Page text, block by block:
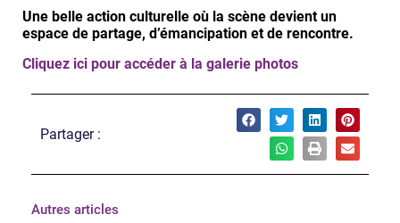
Une belle action culturelle où la scène devient un
espace de partage, d’émancipation et de rencontre.
Cliquez ici pour accéder à la galerie photos
Partager :
Autres articles